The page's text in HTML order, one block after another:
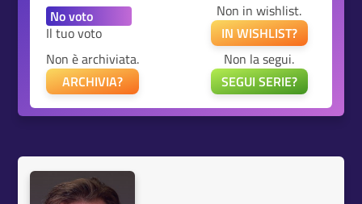
Il tuo voto
Non in wishlist.
IN WISHLIST?
Non è archiviata.
ARCHIVIA?
Non la segui.
SEGUI SERIE?